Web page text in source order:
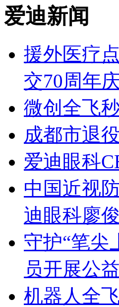
爱迪新闻
援外医疗
交70周年
微创全飞
成都市退
爱迪眼科
中国近视
迪眼科廖
守护“笔尖
员开展公
机器人全